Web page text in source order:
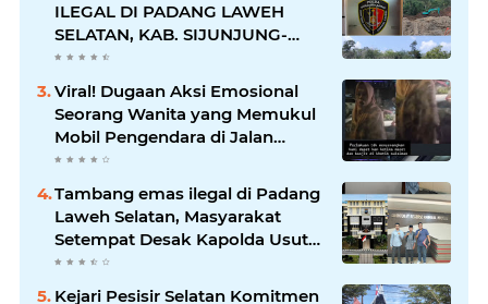
ILEGAL DI PADANG LAWEH
SELATAN, KAB. SIJUNJUNG-
SUMBAR SEMAKIN
MERAJALELA
Viral! Dugaan Aksi Emosional
Seorang Wanita yang Memukul
Mobil Pengendara di Jalan
Khatib Sulaiman
Tambang emas ilegal di Padang
Laweh Selatan, Masyarakat
Setempat Desak Kapolda Usut
Tuntas
Kejari Pesisir Selatan Komitmen